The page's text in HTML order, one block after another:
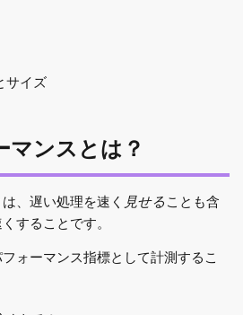
サイズ
マンスとは？
、遅い処理を速く 見せる ことも含
することです。
ォーマンス指標として計測するこ